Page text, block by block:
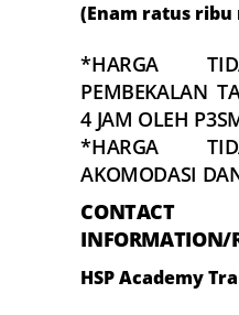
(Enam ratus
*HARGA
PEMBEKALAN
4 JAM OLEH
*HARGA
AKOMODASI
CONTACT
INFORMATION/
HSP Academy